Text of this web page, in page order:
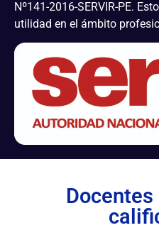
Nº141-2016-SERVIR-PE.
utilidad en el ámbito